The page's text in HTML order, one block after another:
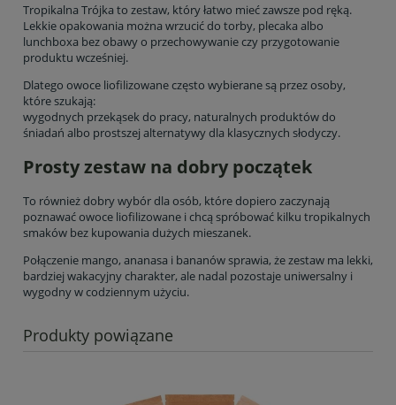
Produkty powiązane
Tropikalna Trójka to zestaw, który łatwo mieć zawsze pod ręką.
Lekkie opakowania można wrzucić do torby, plecaka albo
lunchboxa bez obawy o przechowywanie czy przygotowanie
produktu wcześniej.
Dlatego owoce liofilizowane często wybierane są przez osoby,
które szukają:
wygodnych przekąsek do pracy, naturalnych produktów do
śniadań albo prostszej alternatywy dla klasycznych słodyczy.
Prosty zestaw na dobry początek
To również dobry wybór dla osób, które dopiero zaczynają
poznawać owoce liofilizowane i chcą spróbować kilku tropikalnych
smaków bez kupowania dużych mieszanek.
Połączenie mango, ananasa i bananów sprawia, że zestaw ma lekki,
bardziej wakacyjny charakter, ale nadal pozostaje uniwersalny i
wygodny w codziennym użyciu.